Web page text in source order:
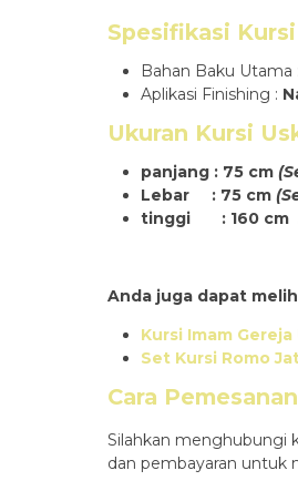
Spesifikasi
Bahan Baku Utama :
Aplikasi Finishing :
Ukuran Kursi
panjang : 75 cm
Lebar : 75 cm
tinggi : 160 cm
Anda juga dapat
Kursi Imam
Set Kursi Romo
Cara
Silahkan menghubungi
dan pembayaran untuk